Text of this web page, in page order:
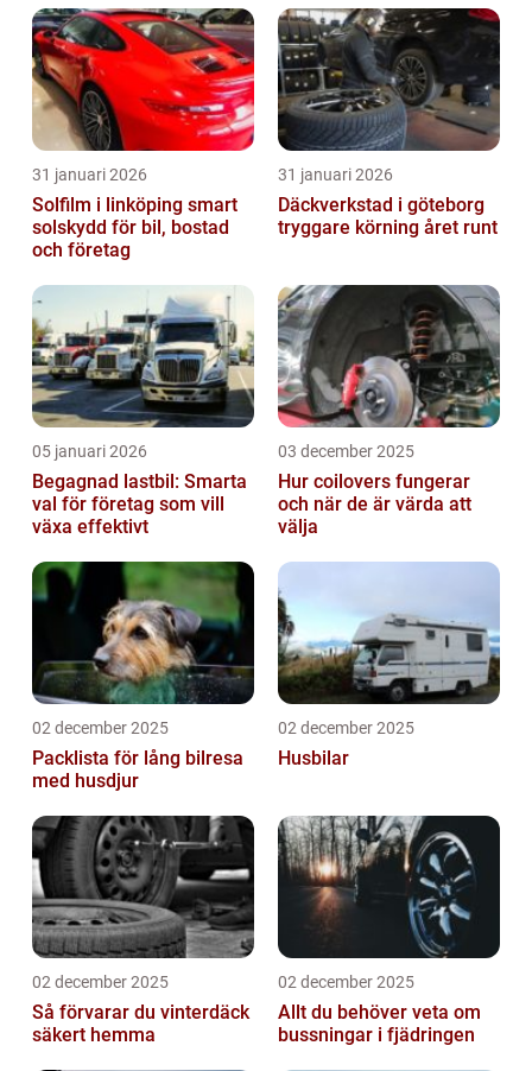
31 januari 2026
Solfilm i linköping smart
solskydd för bil, bostad
och företag
31 januari 2026
Däckverkstad i göteborg
tryggare körning året runt
05 januari 2026
Begagnad lastbil: Smarta
val för företag som vill
växa effektivt
03 december 2025
Hur coilovers fungerar
och när de är värda att
välja
02 december 2025
Packlista för lång bilresa
med husdjur
02 december 2025
Husbilar
02 december 2025
Så förvarar du vinterdäck
säkert hemma
02 december 2025
Allt du behöver veta om
bussningar i fjädringen